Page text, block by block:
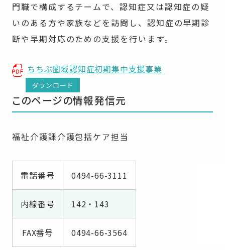
門職で構成するチームで、認知症又は認知症の疑
いのある方や家族などを訪問し、認知症の早期診
断や早期対応のための支援を行います。
ちちぶ圏域認知症初期集中支援事業
ダウンロード
このページの情報発信元
福祉介護課介護包括ケア担当
電話番号 0494-66-3111
内線番号 142・143
FAX番号 0494-66-3564